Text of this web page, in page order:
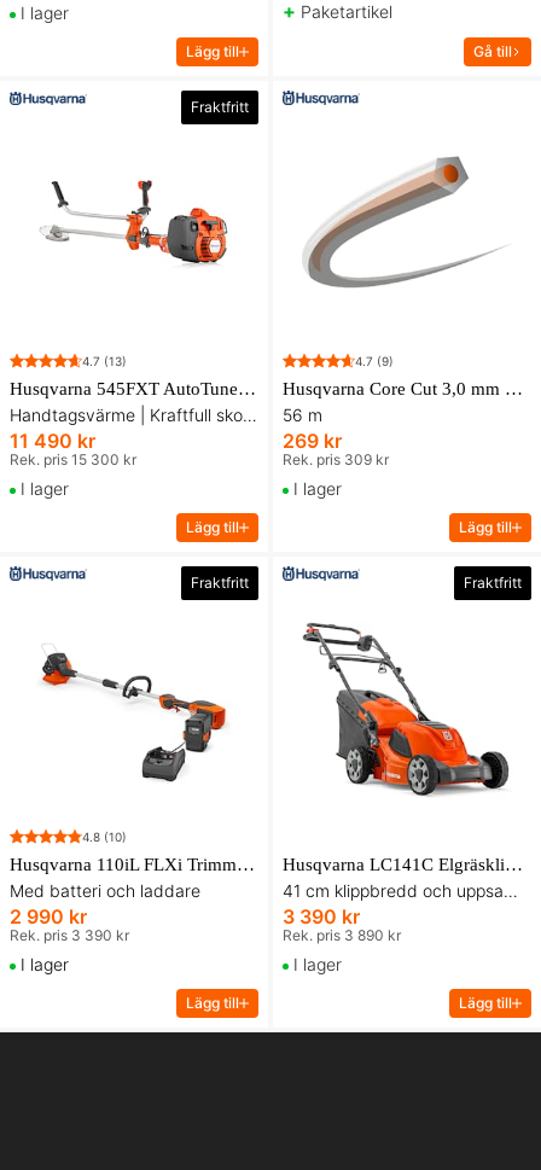
I lager
Lägg till
+ Paketartikel
Gå till
Fraktfritt
4.7 (13)
Husqvarna 545FXT AutoTune™ Skogsröjsåg
Handtagsvärme | Kraftfull skogsröjare
11 490 kr
Rek. pris 15 300 kr
I lager
Lägg till
4.7 (9)
Husqvarna Core Cut 3,0 mm 56 m Trimmerlina
56 m
269 kr
Rek. pris 309 kr
I lager
Lägg till
Fraktfritt
4.8 (10)
Husqvarna 110iL FLXi Trimmer Komplett med batteri och laddare
Med batteri och laddare
2 990 kr
Rek. pris 3 390 kr
I lager
Lägg till
Fraktfritt
Husqvarna LC141C Elgräsklippare
41 cm klippbredd och uppsamlare
3 390 kr
Rek. pris 3 890 kr
I lager
Lägg till